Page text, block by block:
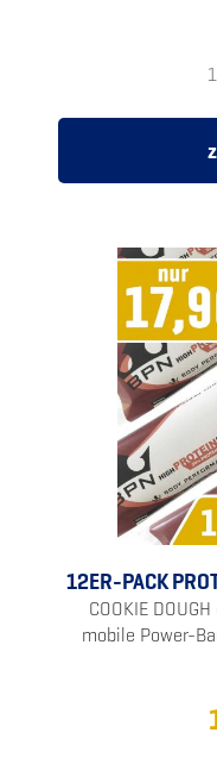
12ER-PACK
COOKIE
mobile Power-